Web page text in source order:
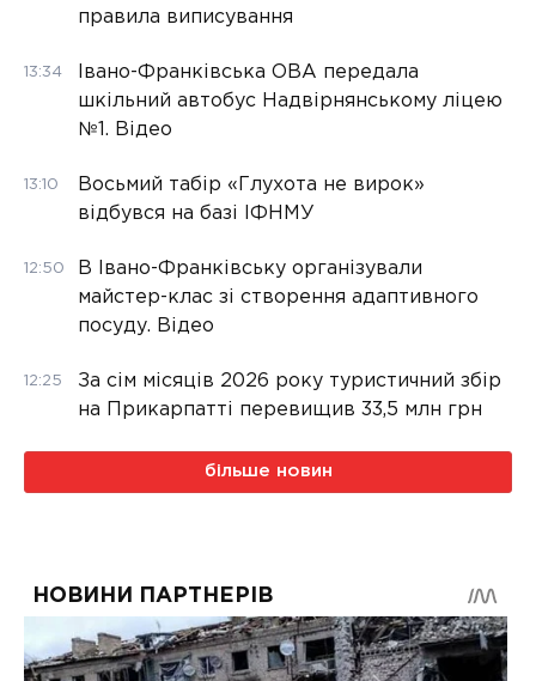
правила виписування
13:34
Івано-Франківська ОВА передала
шкільний автобус Надвірнянському ліцею
№1. Відео
13:10
Восьмий табір «Глухота не вирок»
відбувся на базі ІФНМУ
12:50
В Івано-Франківську організували
майстер-клас зі створення адаптивного
посуду. Відео
12:25
За сім місяців 2026 року туристичний збір
на Прикарпатті перевищив 33,5 млн грн
більше новин